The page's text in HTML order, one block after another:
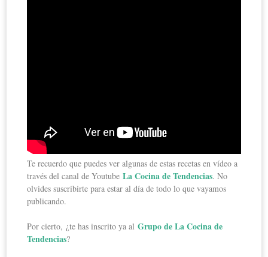
Te recuerdo que puedes ver algunas de estas recetas en vídeo a
través del canal de YoutubeLa Cocina de Tendencias. No
olvides suscribirte para estar al día de todo lo que vayamos
publicando.
Por cierto, ¿te has inscrito ya alGrupo de La Cocina de
Tendencias?